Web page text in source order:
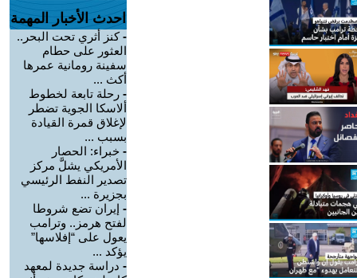
احدث الأخبار المهمة
-كنز أثري تحت البحر..
العثور على حطام
سفينة رومانية عمرها
أكث ...
- رحلة تابعة لخطوط
ألاسكا الجوية تضطر
لإغلاق قمرة القيادة
بسبب ...
- خبراء: الحصار
الأمريكي يشلَّ مركز
تصدير النفط الرئيسي
بجزيرة ...
- إيران تضع شروطا
لفتح هرمز.. وترامب
يعول على “إفلاسها”
يؤكد ...
- دراسة جديدة لمعهد